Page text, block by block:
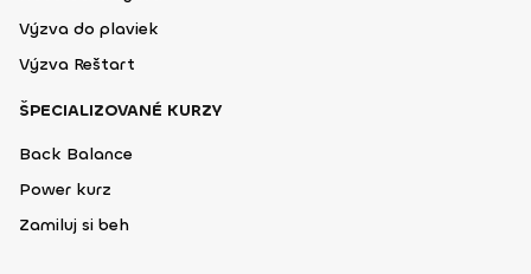
Výzva do plaviek
Výzva Reštart
ŠPECIALIZOVANÉ KURZY
Back Balance
Power kurz
Zamiluj si beh